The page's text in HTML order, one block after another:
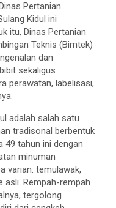
Pertanian
Kidul ini
itu, Dinas Pertanian
Teknis (Bimtek)
dan
sekaligus
perawatan, labelisasi,
adalah salah satu
tradisonal berbentuk
49 tahun ini dengan
minuman
varian: temulawak,
asli. Rempah-rempah
tergolong